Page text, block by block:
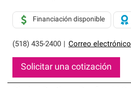
(518) 435-2400 Correo electrónico
Financiación disponible
Solicitar una cotización